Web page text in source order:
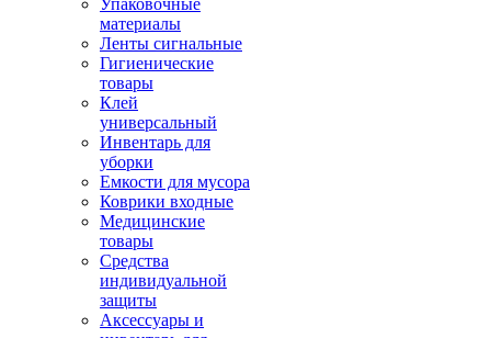
Упаковочные
материалы
Ленты сигнальные
Гигиенические
товары
Клей
универсальный
Инвентарь для
уборки
Емкости для мусора
Коврики входные
Медицинские
товары
Средства
индивидуальной
защиты
Аксессуары и